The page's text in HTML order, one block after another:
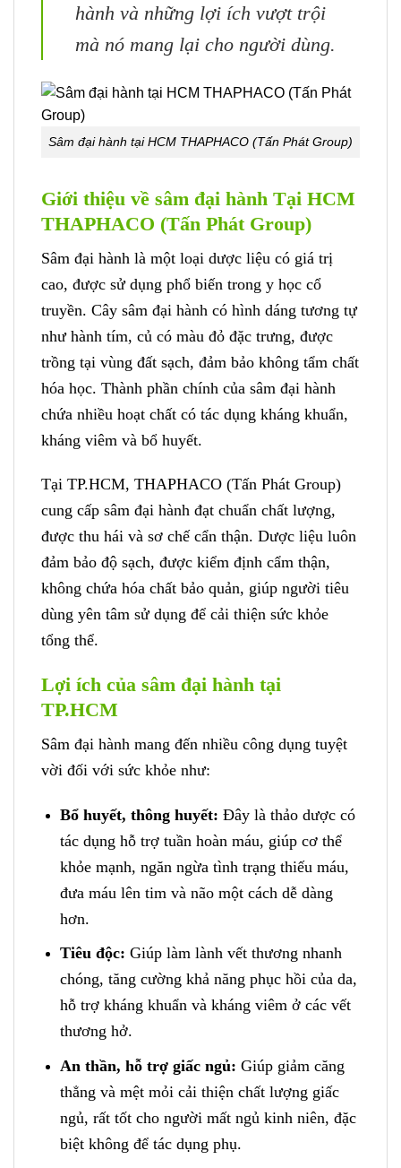
hành và những lợi ích vượt trội
mà nó mang lại cho người dùng.
Sâm đại hành tại HCM THAPHACO (Tấn Phát Group)
Giới thiệu về sâm đại hành Tại HCM
THAPHACO (Tấn Phát Group)
Sâm đại hành là một loại dược liệu có giá trị
cao, được sử dụng phổ biến trong y học cổ
truyền. Cây sâm đại hành có hình dáng tương tự
như hành tím, củ có màu đỏ đặc trưng, được
trồng tại vùng đất sạch, đảm bảo không tẩm chất
hóa học. Thành phần chính của sâm đại hành
chứa nhiều hoạt chất có tác dụng kháng khuẩn,
kháng viêm và bổ huyết.
Tại TP.HCM, THAPHACO (Tấn Phát Group)
cung cấp sâm đại hành đạt chuẩn chất lượng,
được thu hái và sơ chế cẩn thận. Dược liệu luôn
đảm bảo độ sạch, được kiểm định cẩm thận,
không chứa hóa chất bảo quản, giúp người tiêu
dùng yên tâm sử dụng để cải thiện sức khỏe
tổng thể.
Lợi ích của sâm đại hành tại
TP.HCM
Sâm đại hành mang đến nhiều công dụng tuyệt
vời đối với sức khỏe như:
Bổ huyết, thông huyết: Đây là thảo dược có
tác dụng hỗ trợ tuần hoàn máu, giúp cơ thể
khỏe mạnh, ngăn ngừa tình trạng thiếu máu,
đưa máu lên tim và não một cách dễ dàng
hơn.
Tiêu độc: Giúp làm lành vết thương nhanh
chóng, tăng cường khả năng phục hồi của da,
hỗ trợ kháng khuẩn và kháng viêm ở các vết
thương hở.
An thần, hỗ trợ giấc ngủ: Giúp giảm căng
thẳng và mệt mỏi cải thiện chất lượng giấc
ngủ, rất tốt cho người mất ngủ kinh niên, đặc
biệt không để tác dụng phụ.